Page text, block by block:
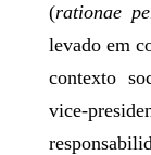
(rationae
levado em
contexto
vice-